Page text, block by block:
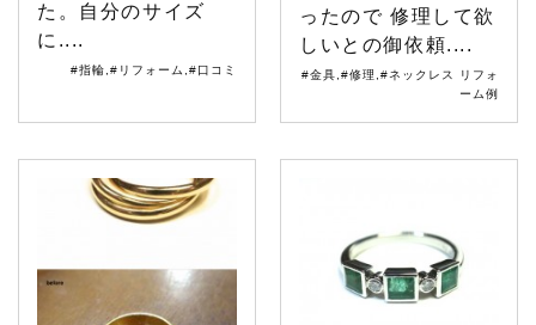
た。自分のサイズ
に....
#指輪 #リフォーム #口コミ
ったので 修理して欲
しいとの御依頼....
#金具 #修理 #ネックレス リフォ
ーム例